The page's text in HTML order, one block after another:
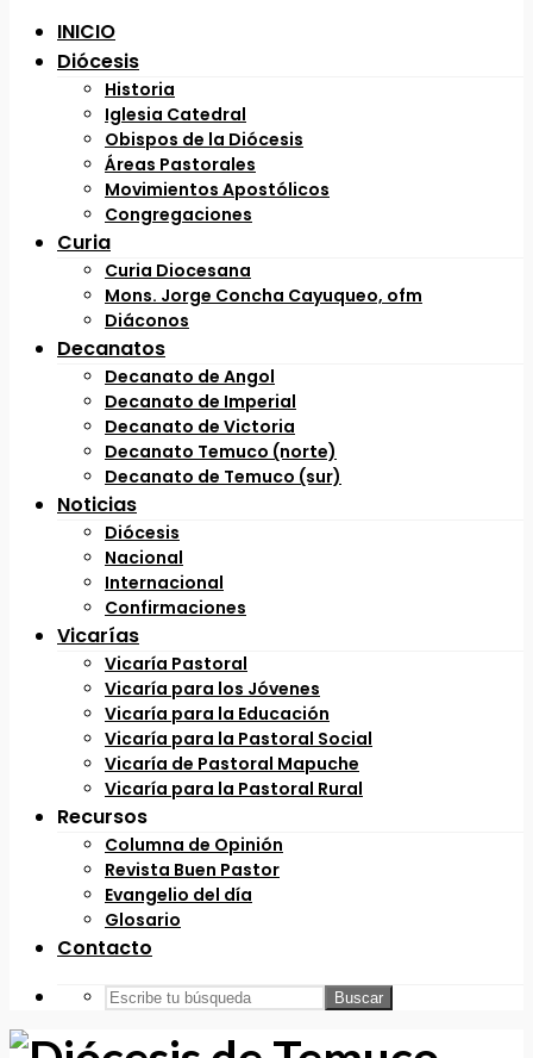
INICIO
Diócesis
Historia
Iglesia Catedral
Obispos de la Diócesis
Áreas Pastorales
Movimientos Apostólicos
Congregaciones
Curia
Curia Diocesana
Mons. Jorge Concha Cayuqueo, ofm
Diáconos
Decanatos
Decanato de Angol
Decanato de Imperial
Decanato de Victoria
Decanato Temuco (norte)
Decanato de Temuco (sur)
Noticias
Diócesis
Nacional
Internacional
Confirmaciones
Vicarías
Vicaría Pastoral
Vicaría para los Jóvenes
Vicaría para la Educación
Vicaría para la Pastoral Social
Vicaría de Pastoral Mapuche
Vicaría para la Pastoral Rural
Recursos
Columna de Opinión
Revista Buen Pastor
Evangelio del día
Glosario
Contacto
Buscar